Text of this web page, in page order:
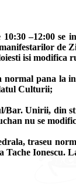
–12:00
de
isi modifica
normal pana la
Culturii;
Bar. Unirii, din
nu se
traseu
Tache Ionescu.